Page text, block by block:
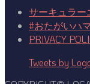
サーキュラー
#おたがいハ
PRIVACY
Tweets by